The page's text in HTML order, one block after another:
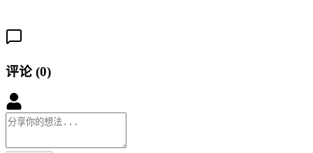
评论 (0)